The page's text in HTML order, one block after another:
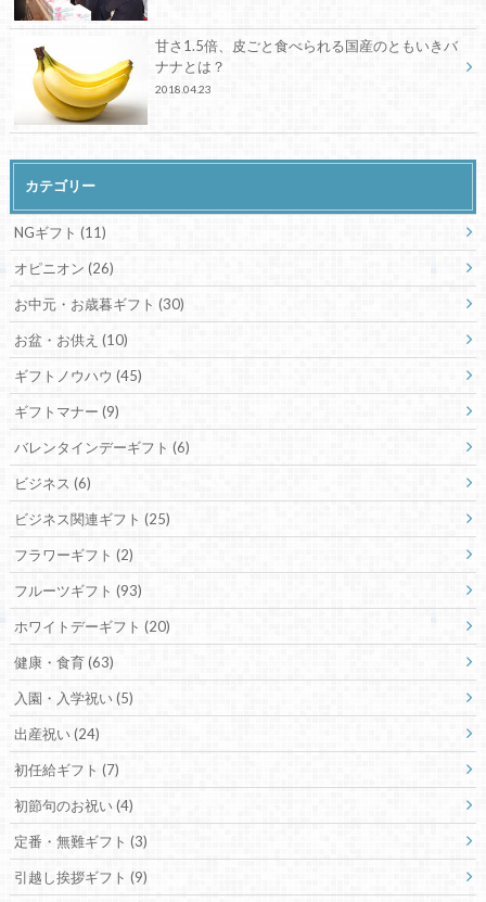
甘さ1.5倍、皮ごと食べられる国産のともいきバ
ナナとは？
2018.04.23
カテゴリー
NGギフト (11)
オピニオン (26)
お中元・お歳暮ギフト (30)
お盆・お供え (10)
ギフトノウハウ (45)
ギフトマナー (9)
バレンタインデーギフト (6)
ビジネス (6)
ビジネス関連ギフト (25)
フラワーギフト (2)
フルーツギフト (93)
ホワイトデーギフト (20)
健康・食育(63)
入園・入学祝い(5)
出産祝い(24)
初任給ギフト (7)
初節句のお祝い(4)
定番・無難ギフト (3)
引越し挨拶ギフト (9)